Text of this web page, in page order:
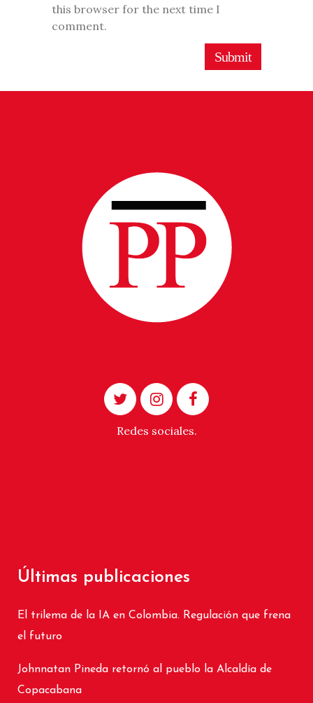
this browser for the next time I
comment.
Redes sociales.
Últimas publicaciones
El trilema de la IA en Colombia. Regulación que frena
el futuro
Johnnatan Pineda retornó al pueblo la Alcaldía de
Copacabana